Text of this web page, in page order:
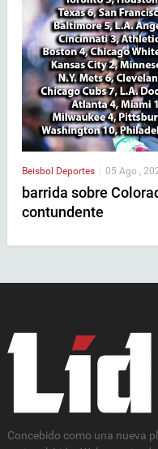
Beisbol Deportes 05 Ago ,
barrida sobre
contundente
Concebido como una nueva